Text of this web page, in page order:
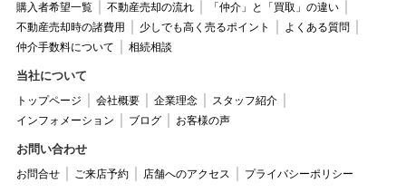
購入者希望一覧
不動産売却の流れ
「仲介」と「買取」の違い
不動産売却時の諸費用
少しでも高く売るポイント
よくある質問
仲介手数料について
相続相談
当社について
トップページ 会社概要 企業理念
スタッフ紹介
インフォメーション
ブログ お客様の声
お問い合わせ
お問合せ ご来店予約 店舗へのアクセス プライバシーポリシー